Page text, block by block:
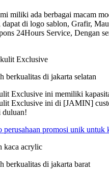
miliki ada berbagai macam
di logo sablon, Grafir,
24Hours Service,
Exclusive
Exclusive ini memiliki
Exclusive ini di [JAMIN]
duluan!
promosi unik untuk
kaca acrylic